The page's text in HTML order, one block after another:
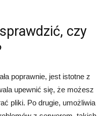
czy
poprawnie, jest istotne z
upewnić się, że możesz
pliki. Po drugie, umożliwia